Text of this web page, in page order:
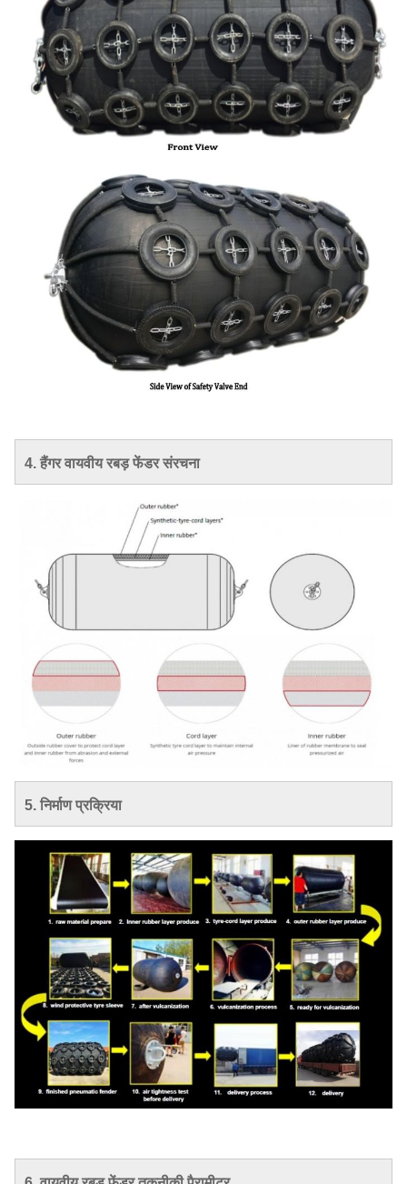
4. हैंगर वायवीय रबड़ फेंडर संरचना
5. निर्माण प्रक्रिया